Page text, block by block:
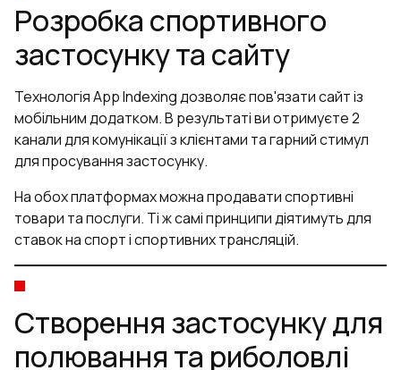
Розробка спортивного
застосунку та сайту
Технологія App Indexing дозволяє пов'язати сайт із
мобільним додатком. В результаті ви отримуєте 2
канали для комунікації з клієнтами та гарний стимул
для просування застосунку.
На обох платформах можна продавати спортивні
товари та послуги. Ті ж самі принципи діятимуть для
ставок на спорт і спортивних трансляцій.
Створення застосунку для
полювання та риболовлі